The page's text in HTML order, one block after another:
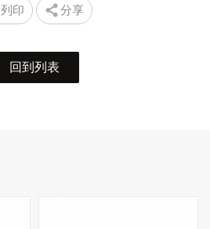
列印 分享
回到列表